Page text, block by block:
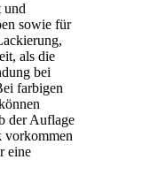
und
sowie für
als die
bei
farbigen
der Auflage
vorkommen
eine